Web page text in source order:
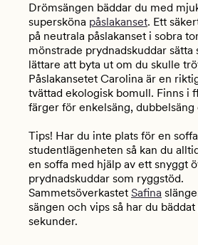
Drömsängen bäddar du med
supersköna påslakanset. Ett
på neutrala påslakanset i sobra
mönstrade prydnadskuddar sätta
lättare att byta ut om du skulle
Påslakansetet Carolina är en
tvättad ekologisk bomull. Finns i
färger för enkelsäng, dubbelsäng
Tips! Har du inte plats för en
studentlägenheten så kan du
en soffa med hjälp av ett snyggt
prydnadskuddar som ryggstöd.
Sammetsöverkastet Safina
sängen och vips så har du
sekunder.